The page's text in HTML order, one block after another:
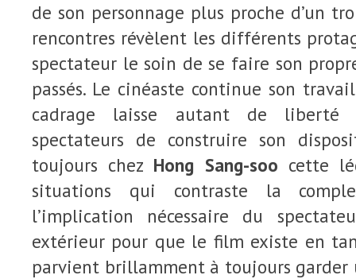
de son personnage plus proche d’un
rencontres révèlent les différents
spectateur le soin de se faire son
passés. Le cinéaste continue son
cadrage laisse autant de liberté
spectateurs de construire son
toujours chez Hong Sang-soo cette
situations qui contraste la
l’implication nécessaire du
extérieur pour que le film existe en
parvient brillamment à toujours